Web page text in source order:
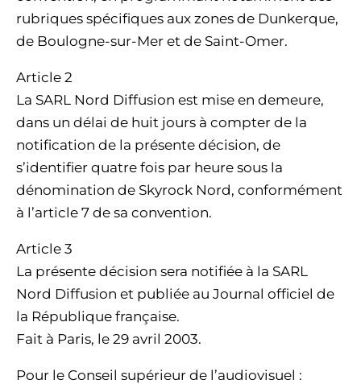
rubriques spécifiques aux zones de Dunkerque,
de Boulogne-sur-Mer et de Saint-Omer.
Article 2
La SARL Nord Diffusion est mise en demeure,
dans un délai de huit jours à compter de la
notification de la présente décision, de
s’identifier quatre fois par heure sous la
dénomination de Skyrock Nord, conformément
à l’article 7 de sa convention.
Article 3
La présente décision sera notifiée à la SARL
Nord Diffusion et publiée au Journal officiel de
la République française.
Fait à Paris, le 29 avril 2003.
Pour le Conseil supérieur de l’audiovisuel :